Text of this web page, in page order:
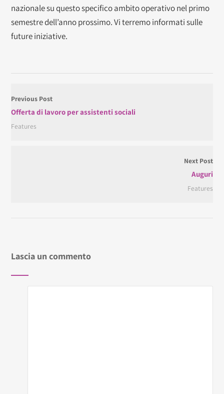
nazionale su questo specifico ambito operativo nel primo
semestre dell’anno prossimo. Vi terremo informati sulle
future iniziative.
Previous Post
Offerta di lavoro per assistenti sociali
Features
Next Post
Auguri
Features
Lascia un commento